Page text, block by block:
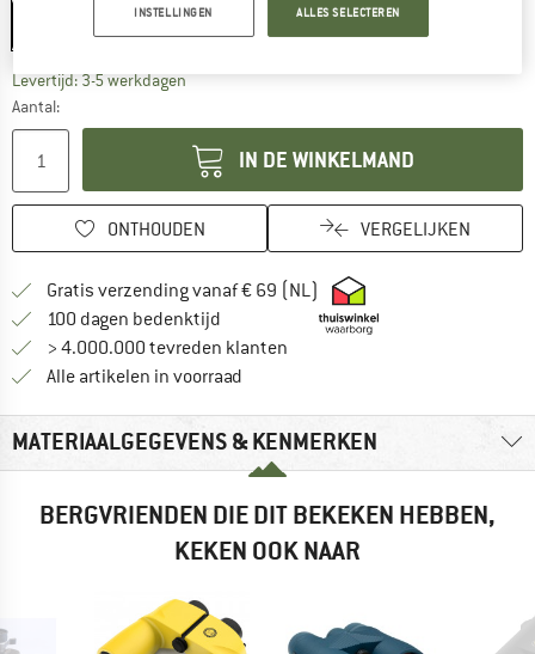
Levertijd: 3-5 werkdagen
Aantal:
IN DE WINKELMAND
ONTHOUDEN VERGELIJKEN
Gratis verzending vanaf € 69 (NL) Vind hier de
100 dagen bedenktijd Vind de betalingsinformatie hier!
> 4.000.000 tevreden klanten
Alle artikelen in voorraad
MATERIAALGEGEVENS & KENMERKEN
BERGVRIENDEN DIE DIT BEKEKEN HEBBEN,
KEKEN OOK NAAR
INSTELLINGEN ALLES SELECTEREN